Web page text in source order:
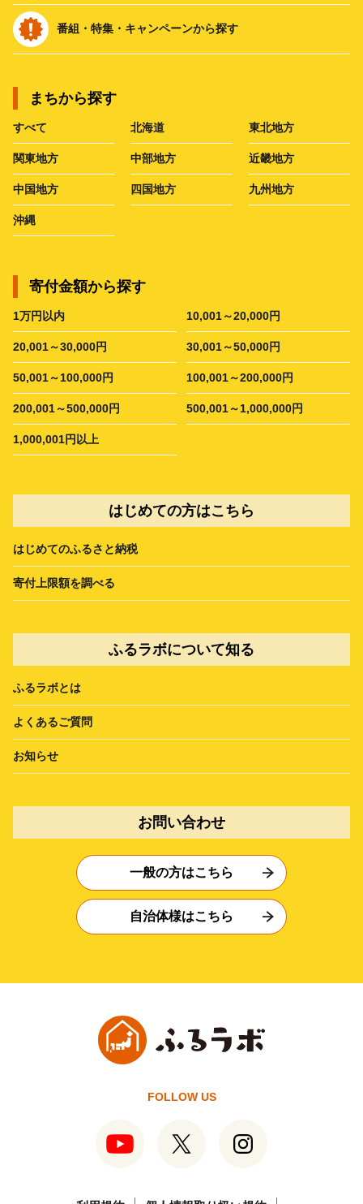
番組・特集・キャンペーンから探す
まちから探す
すべて 北海道 東北地方
関東地方 中部地方 近畿地方
中国地方 四国地方 九州地方
沖縄
寄付金額から探す
1万円以内 10,001～20,000円
20,001～30,000円 30,001～50,000円
50,001～100,000円 100,001～200,000円
200,001～500,000円 500,001～1,000,000円
1,000,001円以上
はじめての方はこちら
はじめてのふるさと納税
寄付上限額を調べる
ふるラボについて知る
ふるラボとは
よくあるご質問
お知らせ
お問い合わせ
一般の方はこちら
自治体様はこちら
FOLLOW US